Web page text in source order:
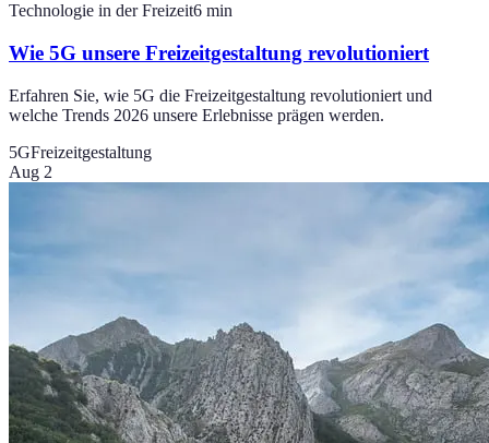
Technologie in der Freizeit6 min
Wie 5G unsere Freizeitgestaltung revolutioniert
Erfahren Sie, wie 5G die Freizeitgestaltung revolutioniert und
welche Trends 2026 unsere Erlebnisse prägen werden.
5GFreizeitgestaltung
Aug 2